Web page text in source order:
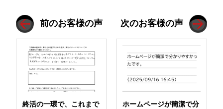
前のお客様の声
終活の一環で、これまで
次のお客様の声
ホームページが簡潔で分